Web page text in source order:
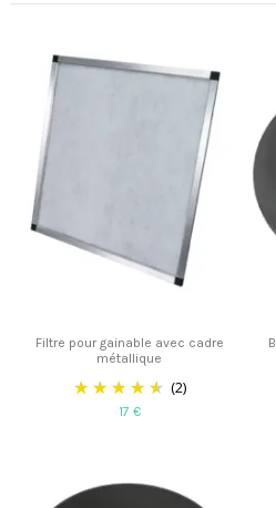
Filtre pour gainable avec cadre
métallique
(2)
17 €